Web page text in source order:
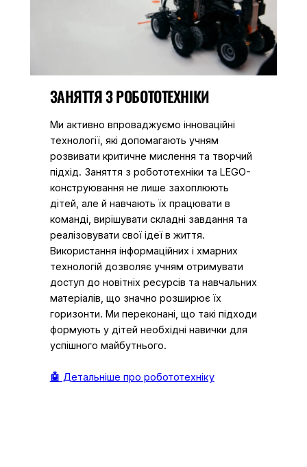
ЗАНЯТТЯ З РОБОТОТЕХНІКИ
Ми активно впроваджуємо інноваційні
технології, які допомагають учням
розвивати критичне мислення та творчий
підхід. Заняття з робототехніки та LEGO-
конструювання не лише захоплюють
дітей, але й навчають їх працювати в
команді, вирішувати складні завдання та
реалізовувати свої ідеї в життя.
Використання інформаційних і хмарних
технологій дозволяє учням отримувати
доступ до новітніх ресурсів та навчальних
матеріалів, що значно розширює їх
горизонти. Ми переконані, що такі підходи
формують у дітей необхідні навички для
успішного майбутнього.
🤖 Детальніше про робототехніку